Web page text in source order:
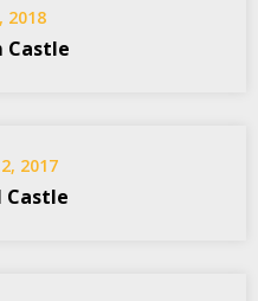
2018
Castle
2017
Castle